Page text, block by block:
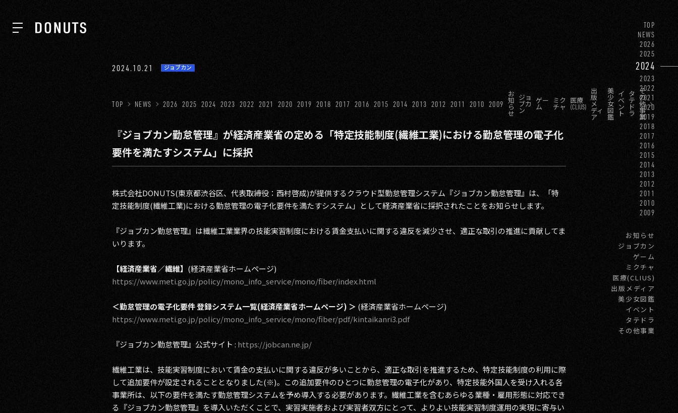
ABOUT
SERVICES
GROUP
RECRUIT
CONTACT
PRIVACY POLICY
TOP
NEWS
2026
2025
2024
2023
2022
2021
2020
2019
2018
2017
2016
2015
2014
2013
2012
2011
2010
2009
お知らせ
ジョブカン
ゲーム
ミクチャ
医療(CLIUS)
出版メディア
美少女図鑑
イベント
タテドラ
その他事業
2024.10.21 ジョブカン
TOP NEWS 2026 2025 2024 2023 2022 2021 2020 2019 2018 2017 2016 2015 2014 2013 2012 2011 2010 2009
お
知
ら
せ
ジョ
ブカ
ン
ゲー
ム
ミク
チャ
医療
(CLIUS)
出
版
メ
ディ
ア
美
少
女
図
鑑
イ
ベ
ン
ト
タ
テ
ド
ラ
そ
の
他
事
業
『ジョブカン勤怠管理』が経済産業省の定める「特定技能制度(繊維工業)における勤怠管理の電子化
要件を満たすシステム」に採択
株式会社DONUTS(東京都渋谷区、代表取締役：西村啓成)が提供するクラウド型勤怠管理システム『ジョブカン勤怠管理』は、「特
定技能制度(繊維工業)における勤怠管理の電子化要件を満たすシステム」として経済産業省に採択されたことをお知らせします。
『ジョブカン勤怠管理』は繊維工業業界の技能実習制度における賃金支払いに関する違反を減少させ、適正な取引の推進に貢献してま
いります。
【経済産業省／繊維】 (経済産業省ホームページ)
https://www.meti.go.jp/policy/mono_info_service/mono/fiber/index.html
＜勤怠管理の電子化要件 登録システム一覧(経済産業省ホームページ) ＞ (経済産業省ホームページ)
https://www.meti.go.jp/policy/mono_info_service/mono/fiber/pdf/kintaikanri3.pdf
『ジョブカン勤怠管理』公式サイト : https://jobcan.ne.jp/
繊維工業は、技能実習制度において賃金の支払いに関する違反が多いことから、適正な取引を推進するため、特定技能制度の利用に際
して追加要件が設定されることとなりました(※)。この追加要件のひとつに勤怠管理の電子化があり、特定技能外国人を受け入れる各
事業所は、以下の要件を満たす勤怠管理システムを予め導入する必要があります。繊維工業を含むあらゆる業種・雇用形態に対応でき
る『ジョブカン勤怠管理』を導入いただくことで、実習実施者および実習者双方にとって、よりよい技能実習制度運用の実現に寄与い